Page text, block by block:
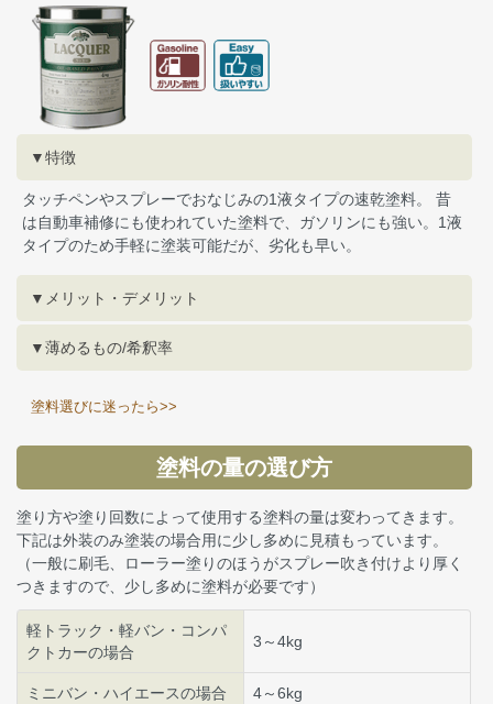
▼特徴
タッチペンやスプレーでおなじみの1液タイプの速乾塗料。 昔
は自動車補修にも使われていた塗料で、ガソリンにも強い。1液
タイプのため手軽に塗装可能だが、劣化も早い。
▼メリット・デメリット
▼薄めるもの/希釈率
塗料選びに迷ったら>>
塗料の量の選び方
塗り方や塗り回数によって使用する塗料の量は変わってきます。
下記は外装のみ塗装の場合用に少し多めに見積もっています。
（一般に刷毛、ローラー塗りのほうがスプレー吹き付けより厚く
つきますので、少し多めに塗料が必要です）
軽トラック・軽バン・コンパ
クトカーの場合
3～4kg
ミニバン・ハイエースの場合 4～6kg